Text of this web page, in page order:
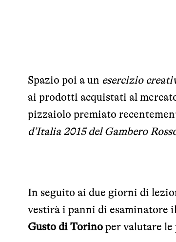
Spazio poi a un esercizio
ai prodotti acquistati al
pizzaiolo premiato
d’Italia 2015 del Gambero
In seguito ai due giorni di
vestirà i panni di esaminatore
Gusto di Torino per valutare